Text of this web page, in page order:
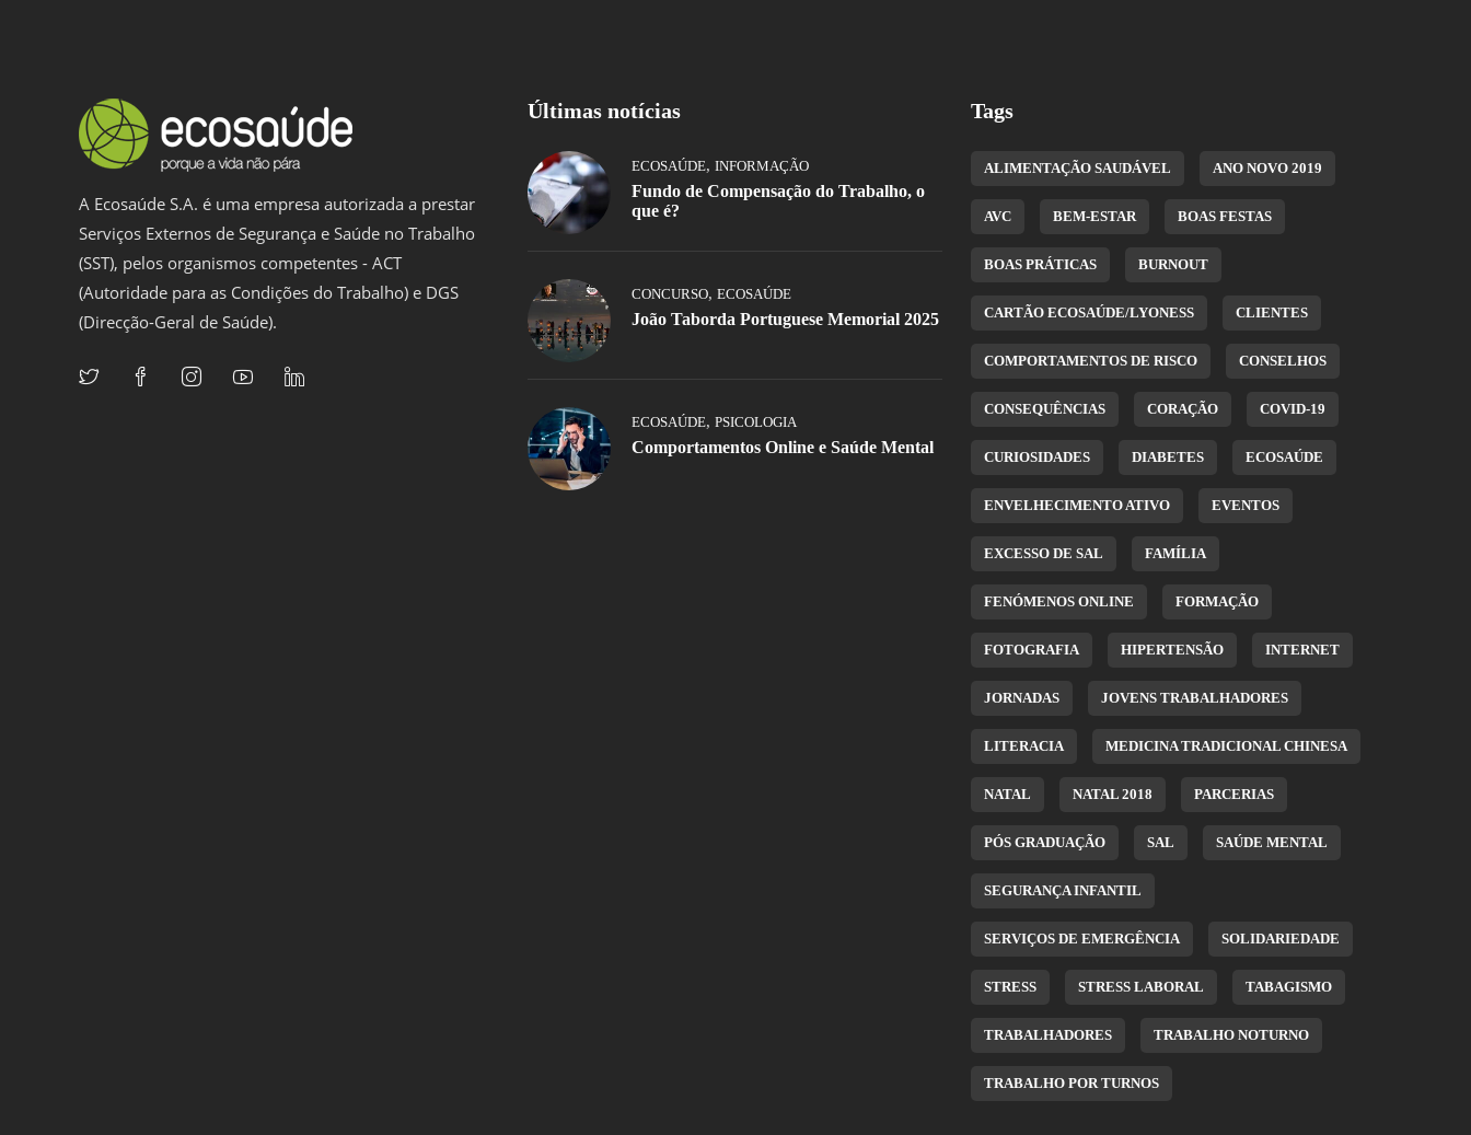
A Ecosaúde S.A. é uma empresa autorizada a prestar
Serviços Externos de Segurança e Saúde no Trabalho
(SST), pelos organismos competentes - ACT
(Autoridade para as Condições do Trabalho) e DGS
(Direcção-Geral de Saúde).
Últimas notícias
ECOSAÚDE, INFORMAÇÃO
Fundo de Compensação do Trabalho, o
que é?
CONCURSO, ECOSAÚDE
João Taborda Portuguese Memorial 2025
ECOSAÚDE, PSICOLOGIA
Comportamentos Online e Saúde Mental
Tags
ALIMENTAÇÃO SAUDÁVEL ANO NOVO 2019
AVC BEM-ESTAR BOAS FESTAS
BOAS PRÁTICAS BURNOUT
CARTÃO ECOSAÚDE/LYONESS CLIENTES
COMPORTAMENTOS DE RISCO CONSELHOS
CONSEQUÊNCIAS CORAÇÃO COVID-19
CURIOSIDADES DIABETES ECOSAÚDE
ENVELHECIMENTO ATIVO EVENTOS
EXCESSO DE SAL FAMÍLIA
FENÓMENOS ONLINE FORMAÇÃO
FOTOGRAFIA HIPERTENSÃO INTERNET
JORNADAS JOVENS TRABALHADORES
LITERACIA MEDICINA TRADICIONAL CHINESA
NATAL NATAL 2018 PARCERIAS
PÓS GRADUAÇÃO SAL SAÚDE MENTAL
SEGURANÇA INFANTIL
SERVIÇOS DE EMERGÊNCIA SOLIDARIEDADE
STRESS STRESS LABORAL TABAGISMO
TRABALHADORES TRABALHO NOTURNO
TRABALHO POR TURNOS